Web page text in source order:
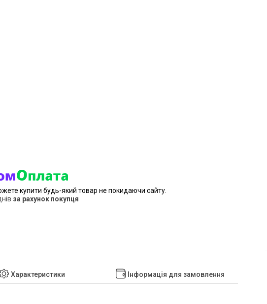
купити будь-який товар не покидаючи сайту.
за рахунок покупця
Характеристики Інформація для замовлення